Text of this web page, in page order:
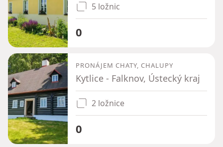
5 ložnic
0
PRONÁJEM CHATY, CHALUPY
Kytlice - Falknov, Ústecký kraj
2 ložnice
0